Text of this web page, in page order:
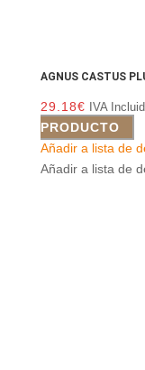
AGNUS CASTUS
29.18€ IVA
PRODUCTO
Añadir a lista de
Añadir a lista de